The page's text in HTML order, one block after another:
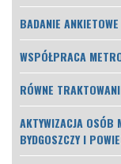
BADANIE
WSPÓŁPRACA
RÓWNE
AKTYWIZACJA OSÓB
BYDGOSZCZY I